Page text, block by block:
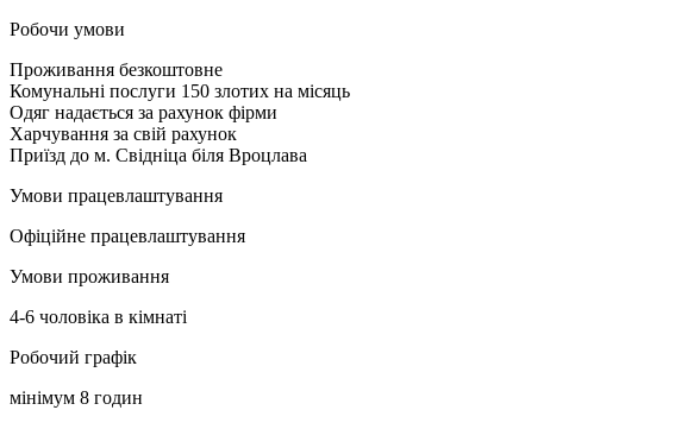
Робочи умови
Проживання безкоштовне
Комунальні послуги 150 злотих на місяць
Одяг надається за рахунок фірми
Харчування за свій рахунок
Приїзд до м. Свідніца біля Вроцлава
Умови працевлаштування
Офіційне працевлаштування
Умови проживання
4-6 чоловіка в кімнаті
Робочий графік
мінімум 8 годин